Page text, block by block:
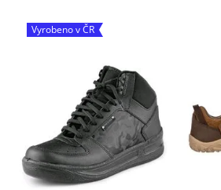
Vyrobeno v ČR